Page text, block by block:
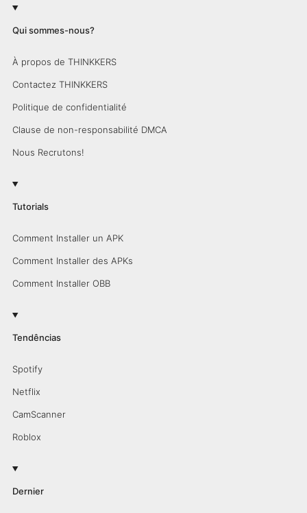
Qui sommes-nous?
À propos de THINKKERS
Contactez THINKKERS
Politique de confidentialité
Clause de non-responsabilité DMCA
Nous Recrutons!
Tutorials
Comment Installer un APK
Comment Installer des APKs
Comment Installer OBB
Tendências
Spotify
Netflix
CamScanner
Roblox
Dernier